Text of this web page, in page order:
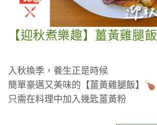
【迎秋煮樂趣】薑黃雞腿飯
入秋換季，養生正是時候
簡單豪邁又美味的【薑黃雞腿飯】🍗
只需在料理中加入幾匙薑黃粉